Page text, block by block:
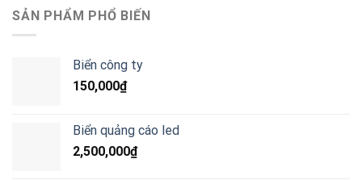
SẢN PHẨM PHỔ BIẾN
Biển công ty
150,000₫
Biển quảng cáo led
2,500,000₫